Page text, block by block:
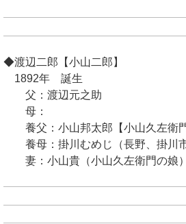
◆渡辺二郎【小山二郎】
1892年 誕生
父：渡辺元之助
母：
養父：小山邦太郎【小山久左衛門
養母：掛川むめじ（長野、掛川市
妻：小山貴（小山久左衛門の娘）